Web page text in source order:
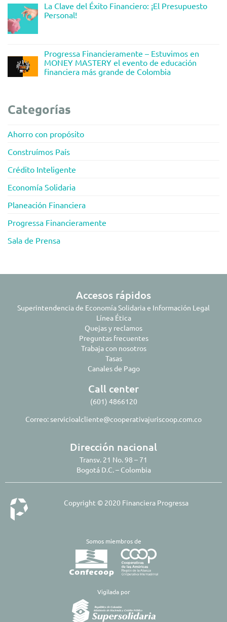
La Clave del Éxito Financiero: ¡El Presupuesto
Personal!
Progressa Financieramente – Estuvimos en
MONEY MASTERY el evento de educación
financiera más grande de Colombia
Categorías
Ahorro con propósito
Construímos País
Crédito Inteligente
Economía Solidaria
Planeación Financiera
Progressa Financieramente
Sala de Prensa
Accesos rápidos
Superintendencia de Economía Solidaria e Información Legal
Línea Ética
Quejas y reclamos
Preguntas frecuentes
Trabaja con nosotros
Tasas
Canales de Pago
Call center
(601) 4866120
Correo:servicioalcliente@cooperativajuriscoop.com.co
Dirección nacional
Transv. 21 No. 98 – 71
Bogotá D.C. – Colombia
Copyright © 2020 Financiera Progressa
Somos miembros de
​Vigilada por